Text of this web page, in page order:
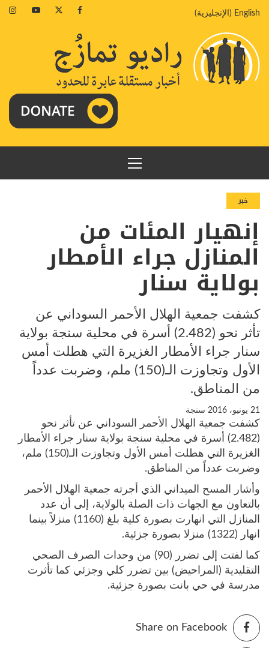
إلىEnglish
( الإنجليزية)
Facebook
Twitter
Youtube
القائمة
الرئيسية
خبر
إنهيار المئات من
المنازل جراء الأمطار
بولاية سنار
كشفت جمعية الهلال الأحمر السوداني عن
تأثر نحو (2.482) أسرة في محلية سنجة بولاية
سنار جراء الأمطار الغزيرة التي هطلت أمس
الأول وتجاوزت الـ(150) ملم، وضربت عدداً
من المناطق.
21 يونيو، 2016 سنجة
كشفت جمعية الهلال الأحمر السوداني عن تأثر نحو
(2.482) أسرة في محلية سنجة بولاية سنار جراء الأمطار
الغزيرة التي هطلت أمس الأول وتجاوزت الـ(150) ملم،
وضربت عدداً من المناطق.
وأشار المسح الميداني الذي أجرته جمعية الهلال الأحمر
بالتعاون مع الجهات ذات الصلة بالولاية، إلى أن عدد
المنازل التي انهارت بصورة كلية بلغ (1160) منزلاً بينما
انهار (1322) منزلا بصورة جزئية.
كما لفتت إلى تضرر (90) من وحدات الصرف الصحي
التقليدية (المراحيض) بين تضرر كلي وجزئي كما تأثرت
مدرسة في حي بانت بصورة جزئية.
Share on Facebook